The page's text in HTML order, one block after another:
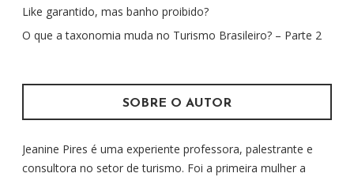
r
p
:
Like garantido, mas banho proibido?
O que a taxonomia muda no Turismo Brasileiro? – Parte 2
SOBRE O AUTOR
Jeanine Pires é uma experiente professora, palestrante e
consultora no setor de turismo. Foi a primeira mulher a